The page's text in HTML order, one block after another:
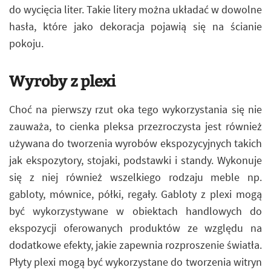
do wycięcia liter. Takie litery można układać w dowolne
hasła, które jako dekoracja pojawią się na ścianie
pokoju.
Wyroby z plexi
Choć na pierwszy rzut oka tego wykorzystania się nie
zauważa, to cienka pleksa przezroczysta jest również
używana do tworzenia wyrobów ekspozycyjnych takich
jak ekspozytory, stojaki, podstawki i standy. Wykonuje
się z niej również wszelkiego rodzaju meble np.
gabloty, mównice, półki, regały. Gabloty z plexi mogą
być wykorzystywane w obiektach handlowych do
ekspozycji oferowanych produktów ze względu na
dodatkowe efekty, jakie zapewnia rozproszenie światła.
Płyty plexi mogą być wykorzystane do tworzenia witryn